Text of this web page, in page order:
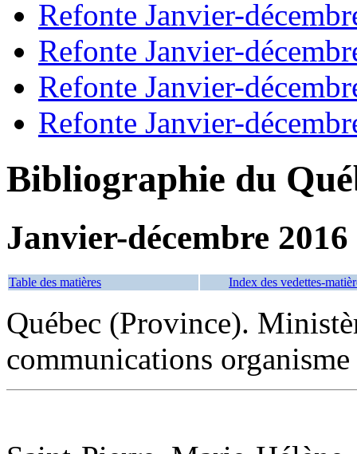
Refonte Janvier-
Refonte Janvier-
Refonte Janvier-
Refonte Janvier-
Bibliographie du
Janvier-décembre 2016
Table des matières Index des vedettes-
Québec (Province).
communications